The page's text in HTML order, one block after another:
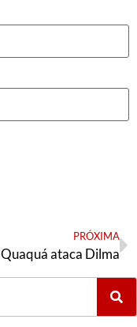
PRÓXIMA
Quaquá ataca Dilma